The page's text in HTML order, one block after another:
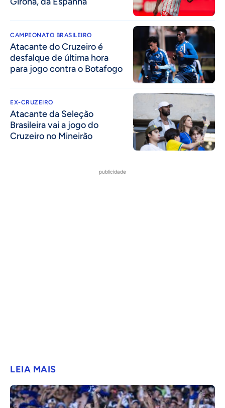
CAMPEONATO BRASILEIRO
Atacante do Cruzeiro é
desfalque de última hora
para jogo contra o Botafogo
EX-CRUZEIRO
Atacante da Seleção
Brasileira vai a jogo do
Cruzeiro no Mineirão
publicidade
LEIA MAIS